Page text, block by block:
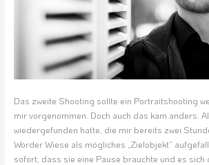
Das zweite Shooting sollte ein Portraitshooting
mir vorgenommen. Doch auch das kam anders.
wiedergefunden hatte, die mir bereits zwei
Wörder Wiese als mögliches „Zielobjekt“
sofort, dass sie eine Pause brauchte und es sich